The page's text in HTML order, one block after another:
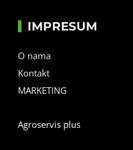
IMPRESUM
O nama
Kontakt
MARKETING
Agroservis plus